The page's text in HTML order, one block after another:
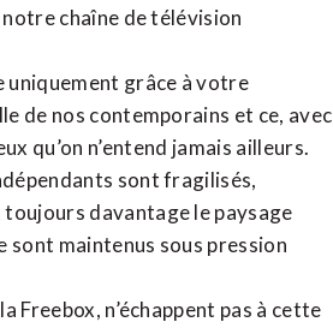
chaîne de télévision
uniquement grâce à votre
de nos contemporains et ce, avec
qu’on n’entend jamais ailleurs.
sont fragilisés,
davantage le paysage
maintenus sous pression
Freebox, n’échappent pas à cette